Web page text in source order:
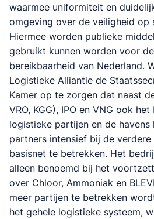
waarmee uniformiteit en
omgeving over de veiligheid op
Hiermee worden publieke
gebruikt kunnen worden voor
bereikbaarheid van Nederland.
Logistieke Alliantie de
Kamer op te zorgen dat naast
VRO, KGG), IPO en VNG ook
logistieke partijen en de havens
partners intensief bij de
basisnet te betrekken. Het
alleen benoemd bij het
over Chloor, Ammoniak en
meer partijen te betrekken
het gehele logistieke systeem,